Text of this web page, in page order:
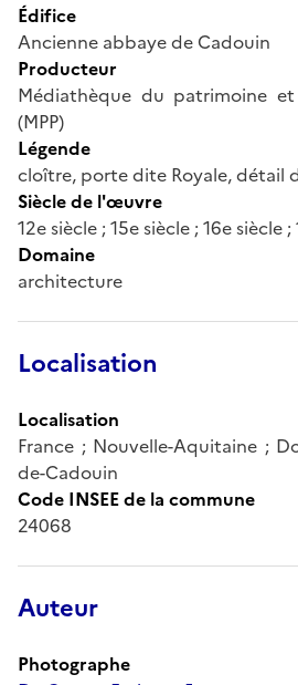
Édifice
Ancienne abbaye de Cadouin
Producteur
Médiathèque du patrimoine
(MPP)
Légende
cloître, porte dite Royale, détail
Siècle de l'œuvre
12e siècle ; 15e siècle ; 16e siècle
Domaine
architecture
Localisation
Localisation
France ; Nouvelle-Aquitaine ;
de-Cadouin
Code INSEE de la commune
24068
Auteur
Photographe